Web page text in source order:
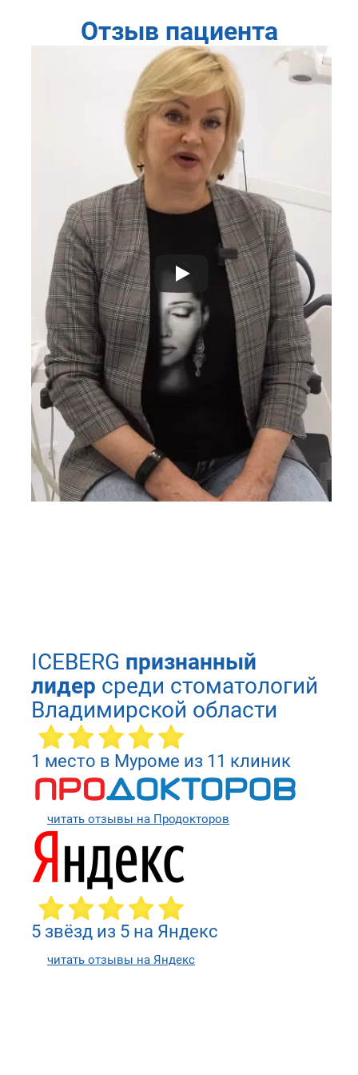
Отзыв пациента
ICEBERG признанный
лидер среди стоматологий
Владимирской области
1 место в Муроме из 11 клиник
читать отзывы на Продокторов
5 звёзд из 5 на Яндекс
читать отзывы на Яндекс